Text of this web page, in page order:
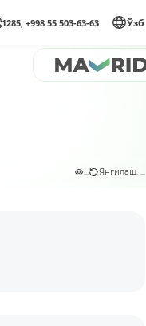
1285, +998 55 503-63-63 Ўзб
... Янгилаш: ...